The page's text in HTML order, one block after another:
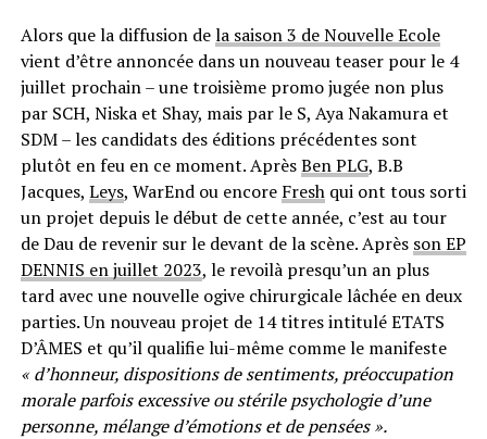
Alors que la diffusion dela saison 3 de Nouvelle Ecole
vient d’être annoncée dans un nouveau teaser pour le 4
juillet prochain – une troisième promo jugée non plus
par SCH, Niska et Shay, mais par le S, Aya Nakamura et
SDM – les candidats des éditions précédentes sont
plutôt en feu en ce moment. AprèsBen PLG, B.B
Jacques, Leys, WarEnd ou encore Freshqui ont tous sorti
un projet depuis le début de cette année, c’est au tour
de Dau de revenir sur le devant de la scène. Après son EP
DENNIS en juillet 2023, le revoilà presqu’un an plus
tard avec une nouvelle ogive chirurgicale lâchée en deux
parties. Un nouveau projet de 14 titres intitulé ETATS
D’ÂMES et qu’il qualifie lui-même comme le manifeste
« d’honneur, dispositions de sentiments, préoccupation
morale parfois excessive ou stérile psychologie d’une
personne, mélange d’émotions et de pensées ».